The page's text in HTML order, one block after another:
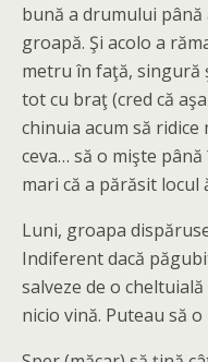
bună a drumului
groapă. Şi acolo a
metru în faţă, singură
tot cu braţ (cred că
chinuia acum să ridice
ceva… să o mişte
mari că a părăsit
Luni, groapa
Indiferent dacă
salveze de o
nicio vină. Puteau să